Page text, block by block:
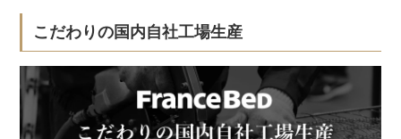
こだわりの国内自社工場生産